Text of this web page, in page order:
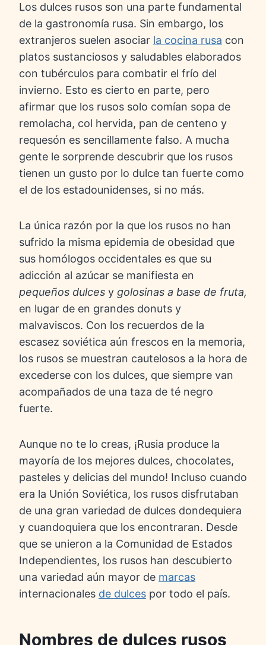
Los dulces rusos son una parte fundamental
de la gastronomía rusa. Sin embargo, los
extranjeros suelen asociar la cocina rusa con
platos sustanciosos y saludables elaborados
con tubérculos para combatir el frío del
invierno. Esto es cierto en parte, pero
afirmar que los rusos solo comían sopa de
remolacha, col hervida, pan de centeno y
requesón es sencillamente falso. A mucha
gente le sorprende descubrir que los rusos
tienen un gusto por lo dulce tan fuerte como
el de los estadounidenses, si no más.
La única razón por la que los rusos no han
sufrido la misma epidemia de obesidad que
sus homólogos occidentales es que su
adicción al azúcar se manifiesta en
pequeños dulces y golosinas a base de fruta,
en lugar de en grandes donuts y
malvaviscos. Con los recuerdos de la
escasez soviética aún frescos en la memoria,
los rusos se muestran cautelosos a la hora de
excederse con los dulces, que siempre van
acompañados de una taza de té negro
fuerte.
Aunque no te lo creas, ¡Rusia produce la
mayoría de los mejores dulces, chocolates,
pasteles y delicias del mundo! Incluso cuando
era la Unión Soviética, los rusos disfrutaban
de una gran variedad de dulces dondequiera
y cuandoquiera que los encontraran. Desde
que se unieron a la Comunidad de Estados
Independientes, los rusos han descubierto
una variedad aún mayor de marcas
internacionales de dulces por todo el país.
Nombres de dulces rusos